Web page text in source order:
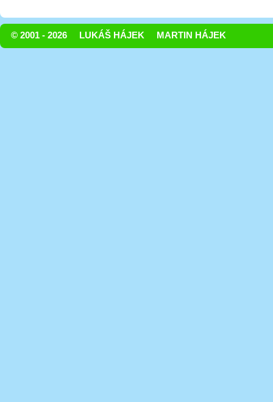
© 2001 - 2026 LUKÁŠ HÁJEK MARTIN HÁJEK